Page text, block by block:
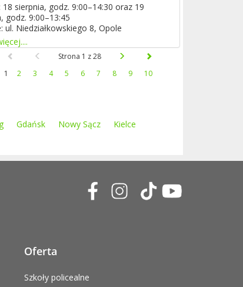
18 sierpnia, godz. 9:00–14:30 oraz 19
godz. 9:00–13:45
ul. Niedziałkowskiego 8, Opole
Strona 1 z 28
1
2 3 4 5 6 7 8 9 10
Gdańsk Nowy Sącz
Kielce
Oferta
Szkoły policealne